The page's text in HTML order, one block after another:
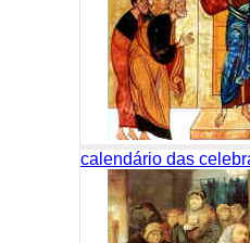
calendário das